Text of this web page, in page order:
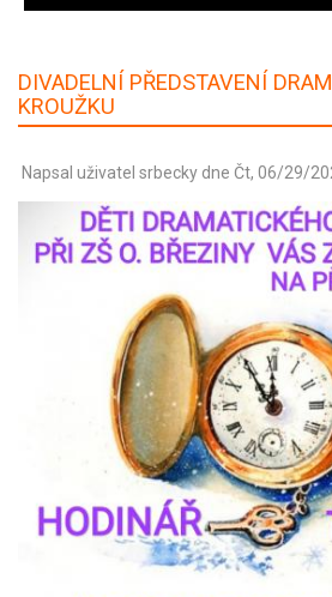
DIVADELNÍ PŘEDSTAVENÍ
KROUŽKU
Napsal uživatel srbecky dne Čt, 06/29/